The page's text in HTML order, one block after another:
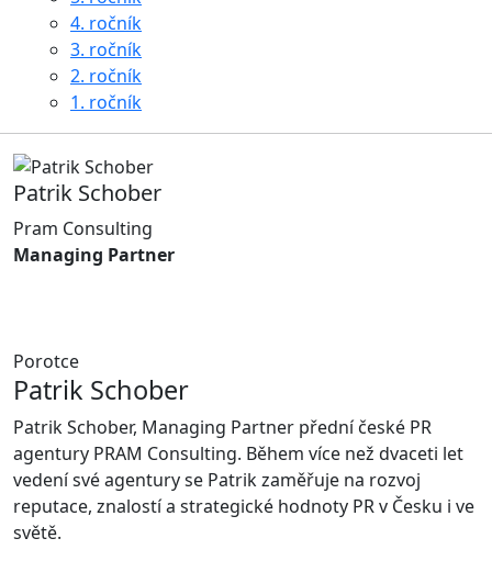
4. ročník
3. ročník
2. ročník
1. ročník
Patrik Schober
Pram Consulting
Managing Partner
Porotce
Patrik Schober
Patrik Schober, Managing Partner přední české PR
agentury PRAM Consulting. Během více než dvaceti let
vedení své agentury se Patrik zaměřuje na rozvoj
reputace, znalostí a strategické hodnoty PR v Česku i ve
světě.